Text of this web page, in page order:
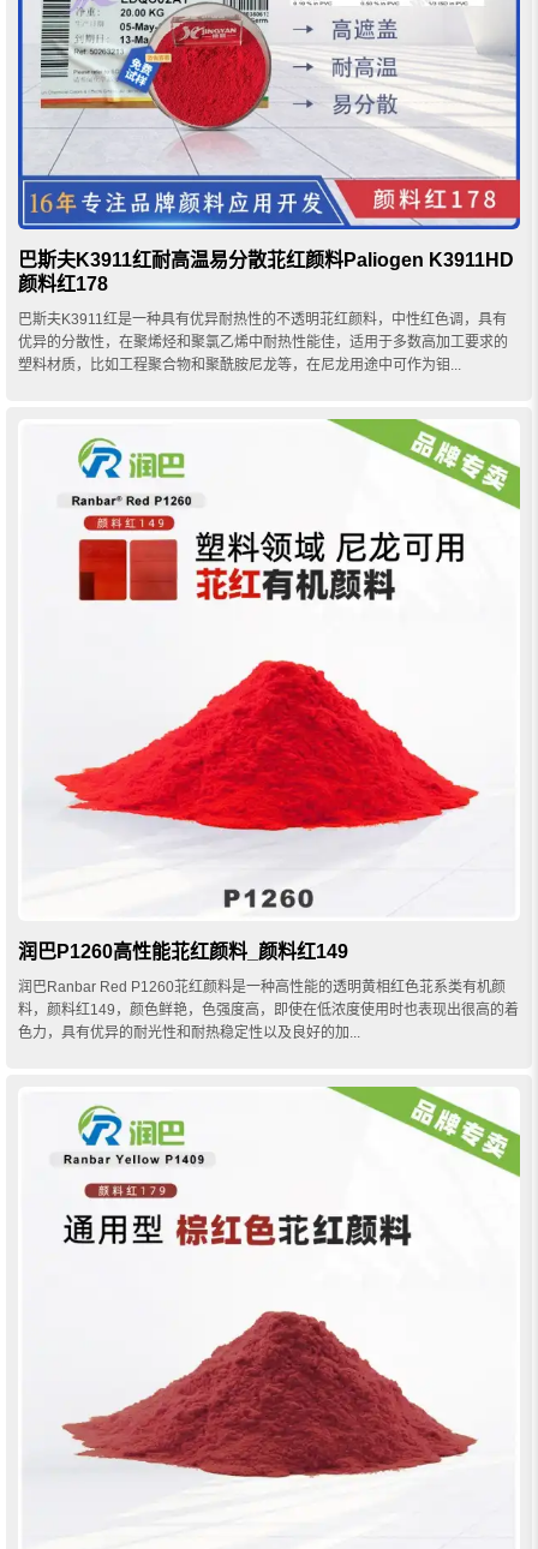
巴斯夫K3911红耐高温易分散苝红颜料Paliogen K3911HD
颜料红178
巴斯夫K3911红是一种具有优异耐热性的不透明苝红颜料，中性红色调，具有
优异的分散性，在聚烯烃和聚氯乙烯中耐热性能佳，适用于多数高加工要求的
塑料材质，比如工程聚合物和聚酰胺尼龙等，在尼龙用途中可作为钼...
润巴P1260高性能苝红颜料_颜料红149
润巴Ranbar Red P1260苝红颜料是一种高性能的透明黄相红色苝系类有机颜
料，颜料红149，颜色鲜艳，色强度高，即使在低浓度使用时也表现出很高的着
色力，具有优异的耐光性和耐热稳定性以及良好的加...